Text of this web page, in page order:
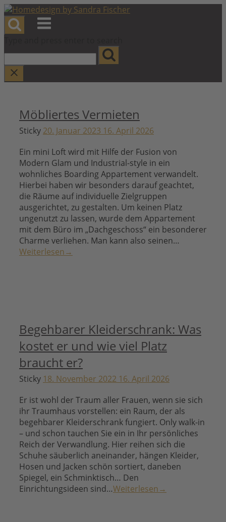
Skip
to
content
Menu
Möbliertes Vermieten
Sticky 20. Januar 2023 16. April 2026
Ein mini Loft wird mit Hilfe der Fusion von
Modern Glam und Industrial-style in ein
wohnliches Boarding Appartement verwandelt.
Hierbei haben wir besonders darauf geachtet,
die Räume auf individuelle Zielgruppen
ausgerichtet, zu gestalten. Um keinen Platz
ungenutzt zu lassen, wurde dem Appartement
mit dem Büro im „Dachgeschoss“ ein besonderer
Charme verliehen. Man kann also seinen…
Weiterlesen→
Begehbarer Kleiderschrank: Was
kostet er und wie viel Platz
braucht er?
Sticky 18. November 2022 16. April 2026
Er ist wohl der Traum aller Frauen, wenn sie sich
ihr Traumhaus vorstellen: ein Raum, der als
begehbarer Kleiderschrank fungiert. Only walk-in
– und schon tauchen Sie ein in Ihr persönliches
Reich der Verwandlung. Hier reihen sich die
Schuhe säuberlich aneinander, hängen Kleider,
Hosen und Jacken schön sortiert, daneben
Spiegel, ein Schminktisch… Den
Einrichtungsideen sind…Weiterlesen→